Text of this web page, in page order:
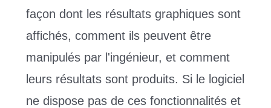
façon dont les résultats graphiques sont
affichés, comment ils peuvent être
manipulés par l'ingénieur, et comment
leurs résultats sont produits. Si le logiciel
ne dispose pas de ces fonctionnalités et